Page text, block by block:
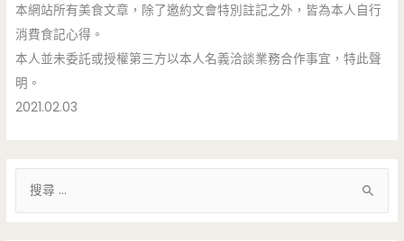
本網站所有美食文章，除了邀約文會特別註記之外，皆為本人自行
消費食記心得。
本人並未委託或授權第三方以本人名義洽談業務合作事宜，特此聲
明。
2021.02.03